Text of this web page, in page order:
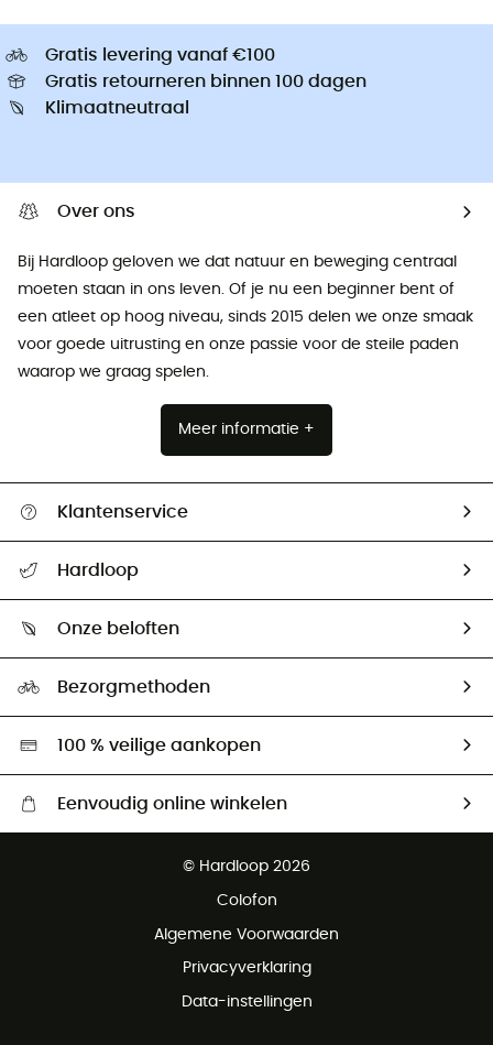
Gratis levering vanaf €100
Gratis retourneren binnen 100 dagen
Klimaatneutraal
Over ons
Bij Hardloop geloven we dat natuur en beweging centraal
moeten staan ​​in ons leven. Of je nu een beginner bent of
een atleet op hoog niveau, sinds 2015 delen we onze smaak
voor goede uitrusting en onze passie voor de steile paden
waarop we graag spelen.
Meer informatie +
Klantenservice
Mijn zending volgen
Retourzendingen & Terugbetalingen
Hardloop
Onze beloften
Bezorgmethoden
100 % veilige aankopen
Eenvoudig online winkelen
Gratis retourneren binnen 100 dagen
© Hardloop 2026
Colofon
Algemene Voorwaarden
Privacyverklaring
Data-instellingen